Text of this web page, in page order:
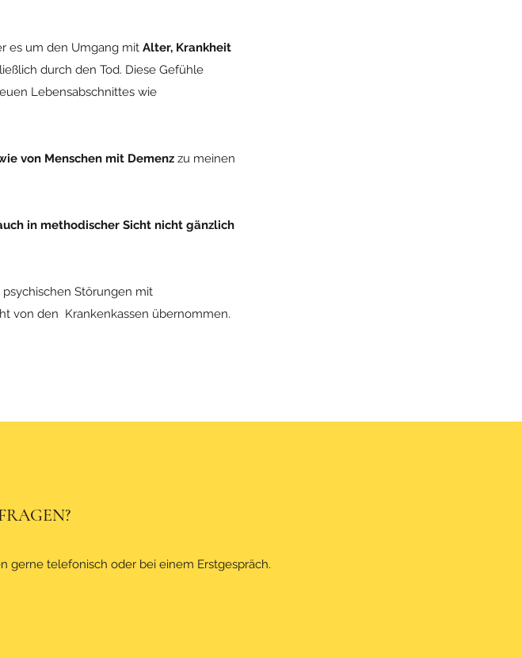
es um den Umgang mit Alter, Krankheit
durch den Tod. Diese Gefühle
Lebensabschnittes wie
von Menschen mit Demenz zu meinen
in methodischer Sicht nicht gänzlich
Störungen mit
von den Krankenkassen übernommen.
gerne telefonisch oder bei einem Erstgespräch.